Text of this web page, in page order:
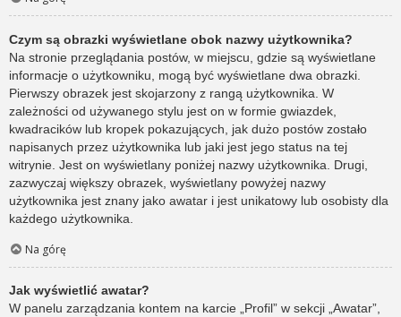
Czym są obrazki wyświetlane obok nazwy użytkownika?
Na stronie przeglądania postów, w miejscu, gdzie są wyświetlane
informacje o użytkowniku, mogą być wyświetlane dwa obrazki.
Pierwszy obrazek jest skojarzony z rangą użytkownika. W
zależności od używanego stylu jest on w formie gwiazdek,
kwadracików lub kropek pokazujących, jak dużo postów zostało
napisanych przez użytkownika lub jaki jest jego status na tej
witrynie. Jest on wyświetlany poniżej nazwy użytkownika. Drugi,
zazwyczaj większy obrazek, wyświetlany powyżej nazwy
użytkownika jest znany jako awatar i jest unikatowy lub osobisty dla
każdego użytkownika.
Na górę
Jak wyświetlić awatar?
W panelu zarządzania kontem na karcie „Profil” w sekcji „Awatar”,